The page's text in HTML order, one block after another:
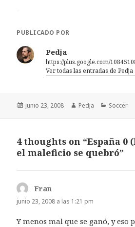
PUBLICADO POR
Pedja
https://plus.google.com/
Ver todas las entradas de Pedja
Publicado
junio 23, 2008 Autor
Pedja Categorías
Soccer
4 thoughts on “España 0
el maleficio se quebró”
Fran
junio 23, 2008 a las 1:21 pm
Y menos mal que se ganó, y eso